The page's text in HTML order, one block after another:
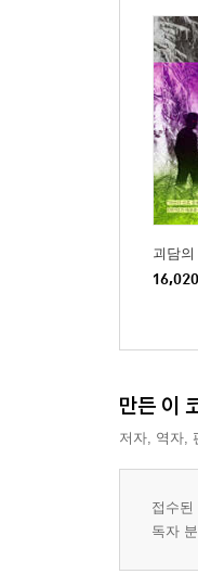
괴담의
16,020
만든 이
저자, 역자,
접수
독자